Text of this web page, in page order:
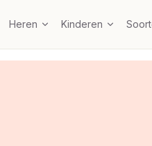
Heren Kinderen